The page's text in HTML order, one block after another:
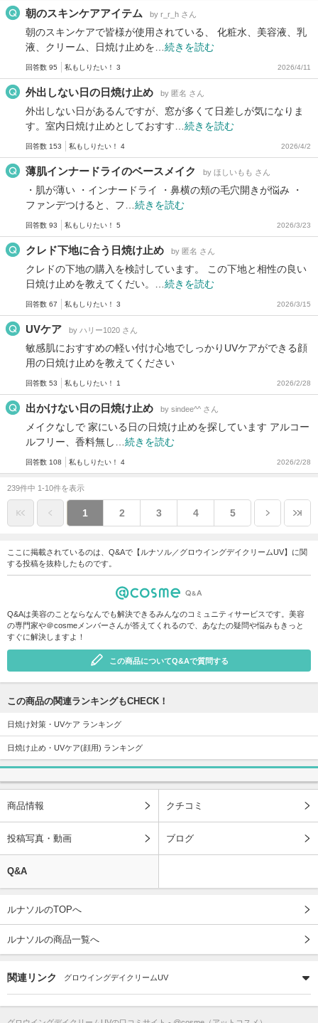
朝のスキンケアアイテム by r_r_h さん
朝のスキンケアで皆様が使用されている、 化粧水、美容液、乳
液、クリーム、日焼け止めを… 続きを読む
回答数 95 私もしりたい！ 3 2026/4/11
外出しない日の日焼け止め by 匿名 さん
外出しない日があるんですが、窓が多くて日差しが気になりま
す。室内日焼け止めとしておすす… 続きを読む
回答数 153 私もしりたい！ 4 2026/4/2
薄肌インナードライのベースメイク by ほしいもも さん
・肌が薄い ・インナードライ ・鼻横の頬の毛穴開きが悩み ・
ファンデつけると、フ… 続きを読む
回答数 93 私もしりたい！ 5 2026/3/23
クレド下地に合う日焼け止め by 匿名 さん
クレドの下地の購入を検討しています。 この下地と相性の良い
日焼け止めを教えてくだい。… 続きを読む
回答数 67 私もしりたい！ 3 2026/3/15
UVケア by ハリー1020 さん
敏感肌におすすめの軽い付け心地でしっかりUVケアができる顔
用の日焼け止めを教えてください
回答数 53 私もしりたい！ 1 2026/2/28
出かけない日の日焼け止め by sindee^^ さん
メイクなしで 家にいる日の日焼け止めを探しています アルコー
ルフリー、香料無し… 続きを読む
回答数 108 私もしりたい！ 4 2026/2/28
239件中 1-10件を表示
1 2 3 4 5
ここに掲載されているのは、Q&Aで【ルナソル／グロウイングデイクリームUV】に関
する投稿を抜粋したものです。
Q&Aは美容のことならなんでも解決できるみんなのコミュニティサービスです。美容
の専門家や＠cosmeメンバーさんが答えてくれるので、あなたの疑問や悩みもきっと
すぐに解決しますよ！
この商品についてQ&Aで質問する
この商品の関連ランキングもCHECK！
日焼け対策・UVケア ランキング
日焼け止め・UVケア(顔用) ランキング
商品情報 クチコミ
投稿写真・動画 ブログ
Q&A
ルナソルのTOPへ
ルナソルの商品一覧へ
関連リンク グロウイングデイクリームUV